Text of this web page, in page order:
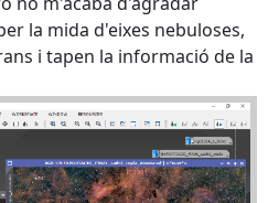
la mida d'eixes nebuloses,
i tapen la informació de la